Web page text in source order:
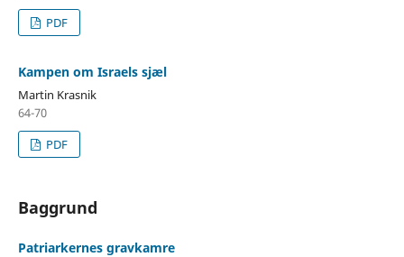
PDF
Kampen om Israels sjæl
Martin Krasnik
64-70
PDF
Baggrund
Patriarkernes gravkamre